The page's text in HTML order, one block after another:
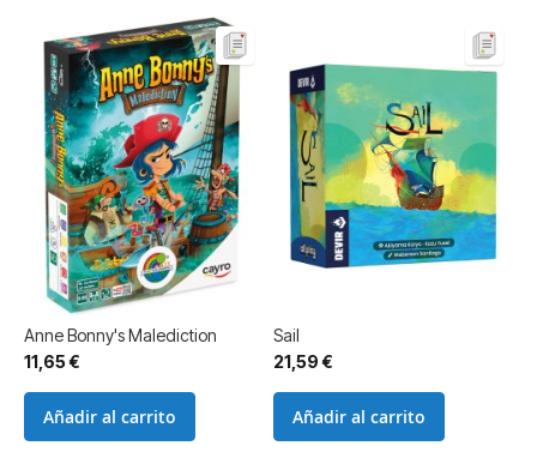
Anne Bonny's Malediction
11,65 €
Añadir al carrito
Sail
21,59 €
Añadir al carrito